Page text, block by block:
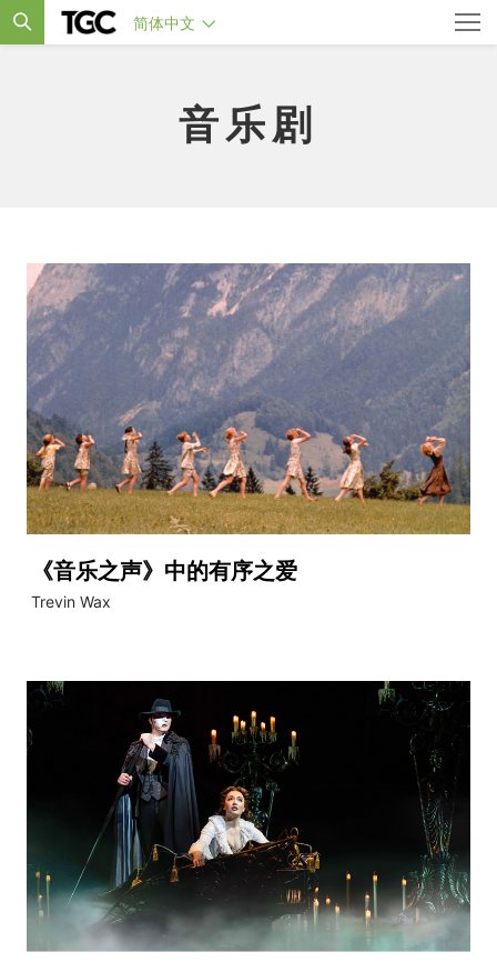
简体中文
音乐剧
《音乐之声》中的有序之爱
Trevin Wax